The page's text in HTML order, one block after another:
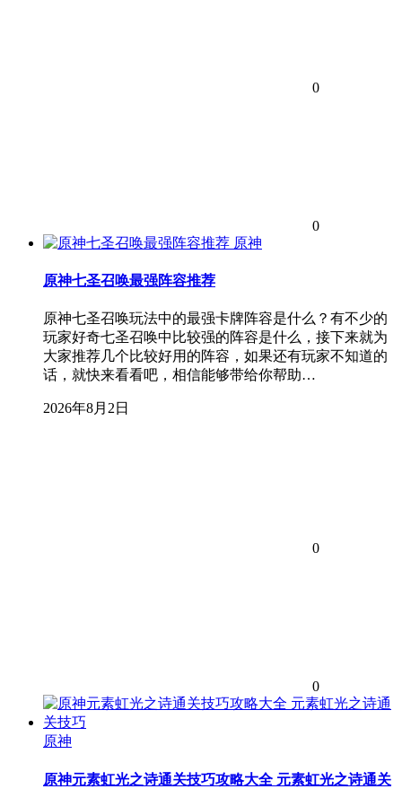
0
0
原神
原神七圣召唤最强阵容推荐
原神七圣召唤玩法中的最强卡牌阵容是什么？有不少的
玩家好奇七圣召唤中比较强的阵容是什么，接下来就为
大家推荐几个比较好用的阵容，如果还有玩家不知道的
话，就快来看看吧，相信能够带给你帮助…
2026年8月2日
0
0
原神
原神元素虹光之诗通关技巧攻略大全 元素虹光之诗通关